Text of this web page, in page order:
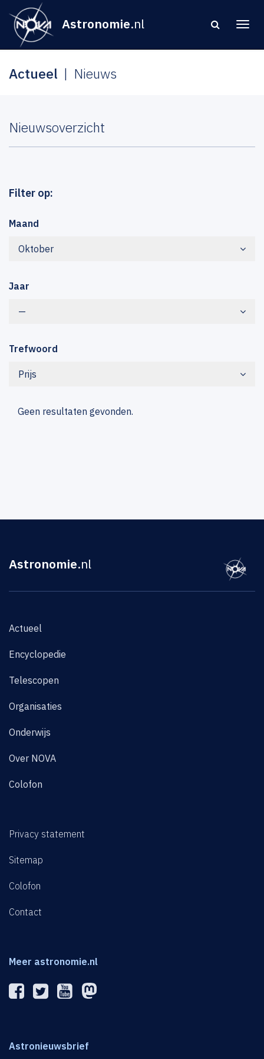
Astronomie.nl
Actueel Nieuws
Nieuwsoverzicht
Filter op:
Maand
Oktober
Jaar
—
Trefwoord
Prijs
Geen resultaten gevonden.
Astronomie.nl
Actueel
Encyclopedie
Telescopen
Organisaties
Onderwijs
Over NOVA
Colofon
Privacy statement
Sitemap
Colofon
Contact
Meer astronomie.nl
Astronieuwsbrief